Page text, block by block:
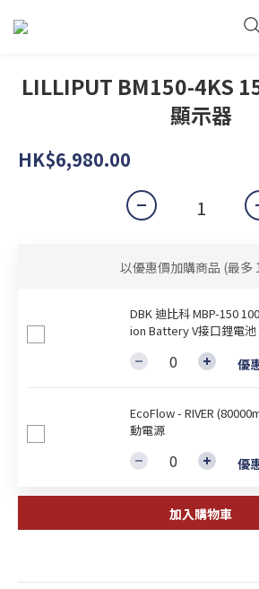
LILLIPUT BM150-4KS
顯示器
HK$6,980.00
以優惠價加購商品 (最多
DBK 迪比科 MBP-150
ion Battery V接口鋰電池
優
EcoFlow - RIVER
動電源
優
加入購物車